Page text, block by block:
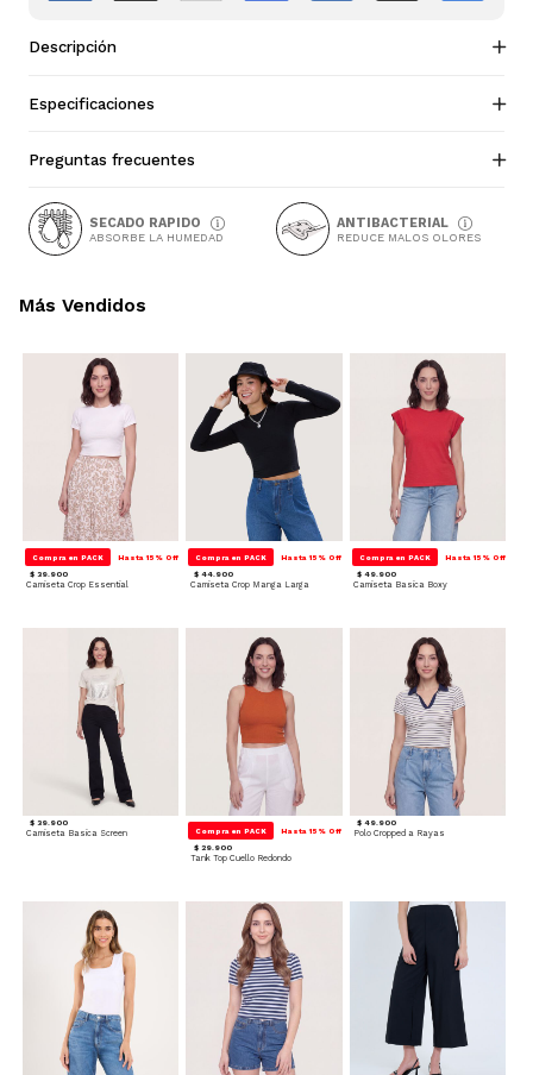
Descripción
Especificaciones
Preguntas frecuentes
SECADO RAPIDO
ABSORBE LA HUMEDAD
ANTIBACTERIAL
REDUCE MALOS OLORES
Compra en PACK Hasta 15% Off
$ 39.900
Camiseta Crop Essential
Compra en PACK Hasta 15% Off
$ 44.900
Camiseta Crop Manga Larga
Compra en PACK Hasta 15% Off
$ 49.900
Camiseta Basica Boxy
$ 39.900
Camiseta Basica Screen Compra en PACK Hasta 15% Off
$ 29.900
Tank Top Cuello Redondo
$ 49.900
Polo Cropped a Rayas
Más Vendidos